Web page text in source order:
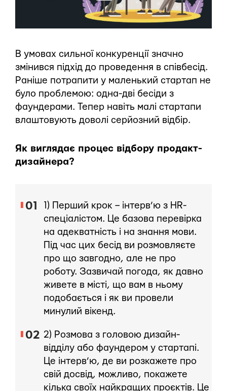
В умовах сильної конкуренції значно
змінився підхід до проведення в співбесід.
Раніше потрапити у маленький стартап не
було проблемою: одна-дві бесіди з
фаундерами. Тепер навіть малі стартапи
влаштовують доволі серйозний відбір.
Як виглядає процес відбору продакт-
дизайнера?
1) Перший крок – інтерв’ю з HR-
спеціалістом. Це базова перевірка
на адекватність і на знання мови.
Під час цих бесід ви розмовляєте
про що завгодно, але не про
роботу. Зазвичай погода, як давно
живете в місті, що вам в ньому
подобається і як ви провели
минулий вікенд.
2) Розмова з головою дизайн-
відділу або фаундером у стартапі.
Це інтерв’ю, де ви розкажете про
свій досвід, можливо, покажете
кілька своїх найкращих проєктів. Це